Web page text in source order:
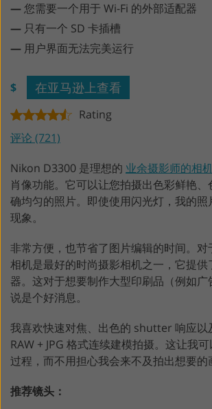
—您需要一个用于 Wi-Fi 的外部适配器
— 只有一个 SD 卡插槽
— 用户界面无法完美运行
$ 在亚马逊上查看
Rating
评论 (721)
Nikon D3300 是理想的 业余摄影师的相
肖像功能。它可以让您拍摄出色彩鲜艳
确均匀的照片。即使使用闪光灯，我的照
现象。
非常方便，也节省了图片编辑的时间。对
相机是最好的时尚摄影相机之一，它提供
器。这对于想要制作大型印刷品（例如
说是个好消息。
我喜欢快速对焦、出色的 shutter 响应以
RAW + JPG 格式连续建模拍摄。这让我
过程，而不用担心我会来不及拍出想要的
推荐镜头：